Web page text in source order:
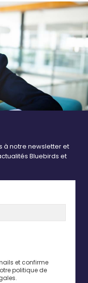
à notre newsletter et
Bluebirds et
et confirme
politique de